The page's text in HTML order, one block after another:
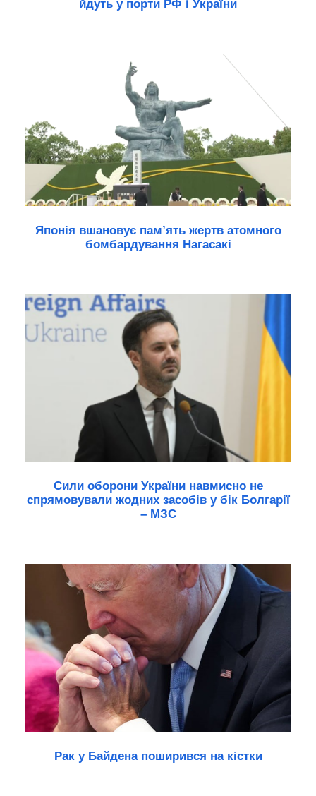
йдуть у порти РФ і України
Японія вшановує пам’ять жертв атомного
бомбардування Нагасакі
Сили оборони України навмисно не
спрямовували жодних засобів у бік Болгарії
– МЗС
Рак у Байдена поширився на кістки